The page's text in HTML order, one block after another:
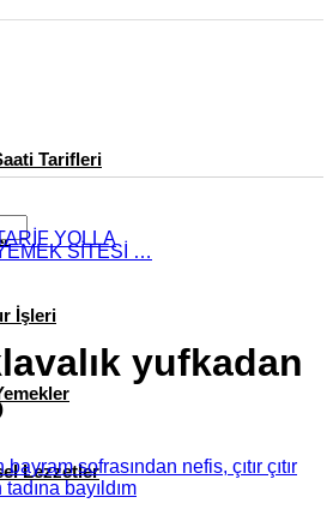
Tarifleri
İşleri
Lezzetler
yufkadan